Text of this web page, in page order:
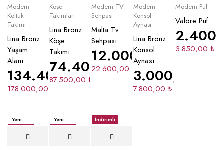
Modern
Koltuk
Takımı
Lina Bronz
Yaşam
Alanı
178.000,00
134.400,00₺
Köşe
Takımları
Lina Bronz
Köşe
Takımı
87.500,00₺
74.400,00₺
Modern TV
Sehpası
Malta Tv
Sehpası
22.600,00₺
12.000,00
Modern
Konsol
Aynası
Lina Bronz
Konsol
Aynası
7.800,00₺
3.000,00
Modern Puf
Valore Puf
3.850,00₺
Yeni
Yeni
İndirimli